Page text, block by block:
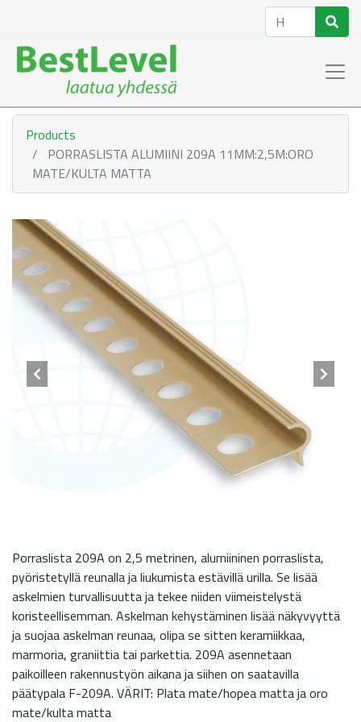
Products
PORRASLISTA ALUMIINI 209A 11MM:2,5M:ORO
MATE/KULTA MATTA
Porraslista 209A on 2,5 metrinen, alumiininen porraslista,
pyöristetyllä reunalla ja liukumista estävillä urilla. Se lisää
askelmien turvallisuutta ja tekee niiden viimeistelystä
koristeellisemman. Askelman kehystäminen lisää näkyvyyttä
ja suojaa askelman reunaa, olipa se sitten keramiikkaa,
marmoria, graniittia tai parkettia. 209A asennetaan
paikoilleen rakennustyön aikana ja siihen on saatavilla
päätypala F-209A. VÄRIT: Plata mate/hopea matta ja oro
mate/kulta matta